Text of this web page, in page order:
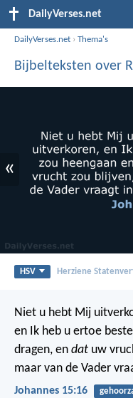
DailyVerses.net
DailyVerses.net ›Thema's
Bijbelteksten over
«
HSV Herziene
Niet u hebt Mij
en Ik heb u ertoe
dragen, en dat uw
maar van de Vader
Johannes 15:16